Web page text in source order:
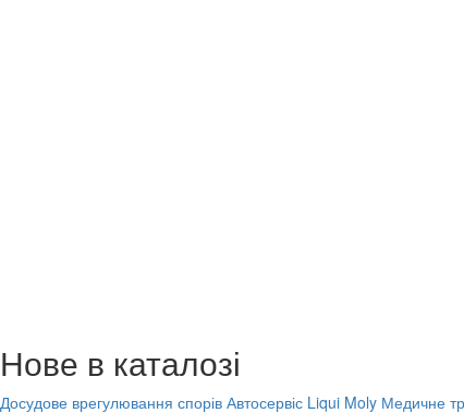
Нове в каталозі
Досудове врегулювання спорів Автосервіс Liqui Moly Медичне